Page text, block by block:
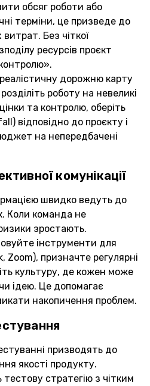
обсяг роботи або
терміни, це призведе до
Без чіткої
ресурсів проєкт
дорожню карту
роботу на невеликі
та контролю, оберіть
відповідно до проєкту і
на непередбачені
комунікації
швидко ведуть до
Коли команда не
зростають.
інструменти для
Zoom), призначте регулярні
культуру, де кожен може
ідею. Це допомагає
накопичення проблем.
призводять до
якості продукту.
стратегію з чітким